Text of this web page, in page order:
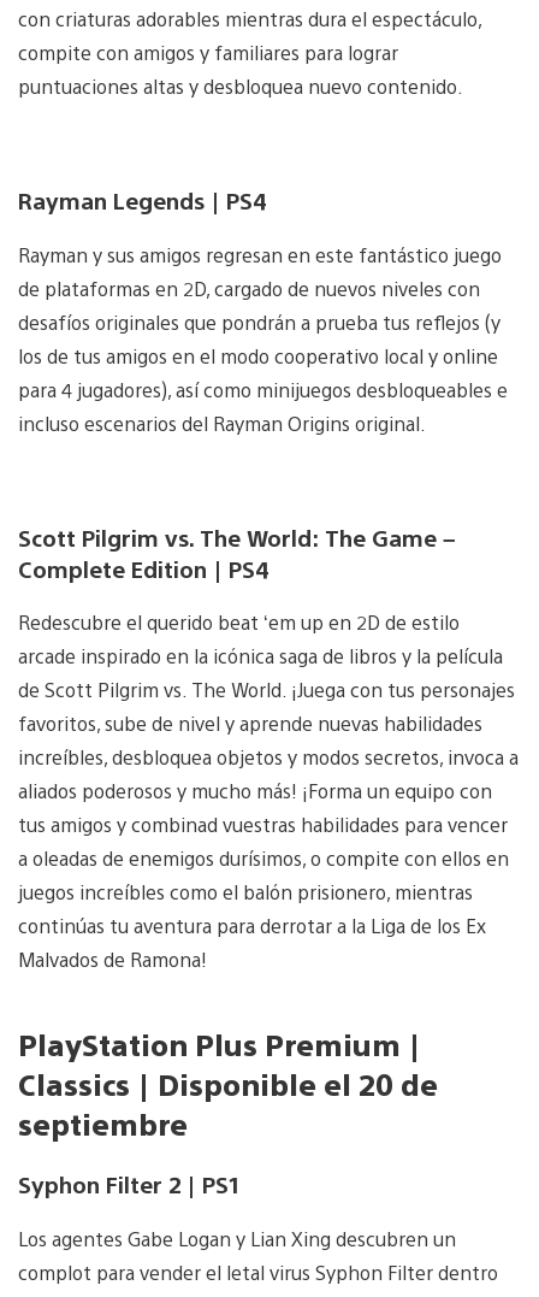
con criaturas adorables mientras dura el espectáculo,
compite con amigos y familiares para lograr
puntuaciones altas y desbloquea nuevo contenido.
Rayman Legends | PS4
Rayman y sus amigos regresan en este fantástico juego
de plataformas en 2D, cargado de nuevos niveles con
desafíos originales que pondrán a prueba tus reflejos (y
los de tus amigos en el modo cooperativo local y online
para 4 jugadores), así como minijuegos desbloqueables e
incluso escenarios del Rayman Origins original.
Scott Pilgrim vs. The World: The Game –
Complete Edition | PS4
Redescubre el querido beat ‘em up en 2D de estilo
arcade inspirado en la icónica saga de libros y la película
de Scott Pilgrim vs. The World. ¡Juega con tus personajes
favoritos, sube de nivel y aprende nuevas habilidades
increíbles, desbloquea objetos y modos secretos, invoca a
aliados poderosos y mucho más! ¡Forma un equipo con
tus amigos y combinad vuestras habilidades para vencer
a oleadas de enemigos durísimos, o compite con ellos en
juegos increíbles como el balón prisionero, mientras
continúas tu aventura para derrotar a la Liga de los Ex
Malvados de Ramona!
PlayStation Plus Premium |
Classics | Disponible el 20 de
septiembre
Syphon Filter 2 | PS1
Los agentes Gabe Logan y Lian Xing descubren un
complot para vender el letal virus Syphon Filter dentro